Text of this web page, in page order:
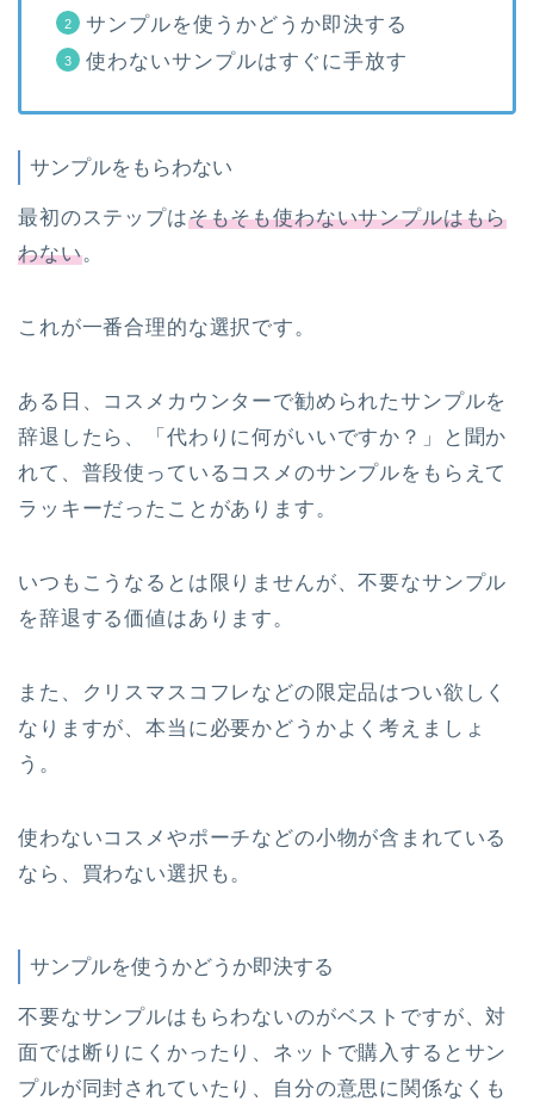
サンプルを使うかどうか即決する
使わないサンプルはすぐに手放す
サンプルをもらわない
最初のステップはそもそも使わないサンプルはもら
わない。
これが一番合理的な選択です。
ある日、コスメカウンターで勧められたサンプルを
辞退したら、「代わりに何がいいですか？」と聞か
れて、普段使っているコスメのサンプルをもらえて
ラッキーだったことがあります。
いつもこうなるとは限りませんが、不要なサンプル
を辞退する価値はあります。
また、クリスマスコフレなどの限定品はつい欲しく
なりますが、本当に必要かどうかよく考えましょ
う。
使わないコスメやポーチなどの小物が含まれている
なら、買わない選択も。
サンプルを使うかどうか即決する
不要なサンプルはもらわないのがベストですが、対
面では断りにくかったり、ネットで購入するとサン
プルが同封されていたり、自分の意思に関係なくも